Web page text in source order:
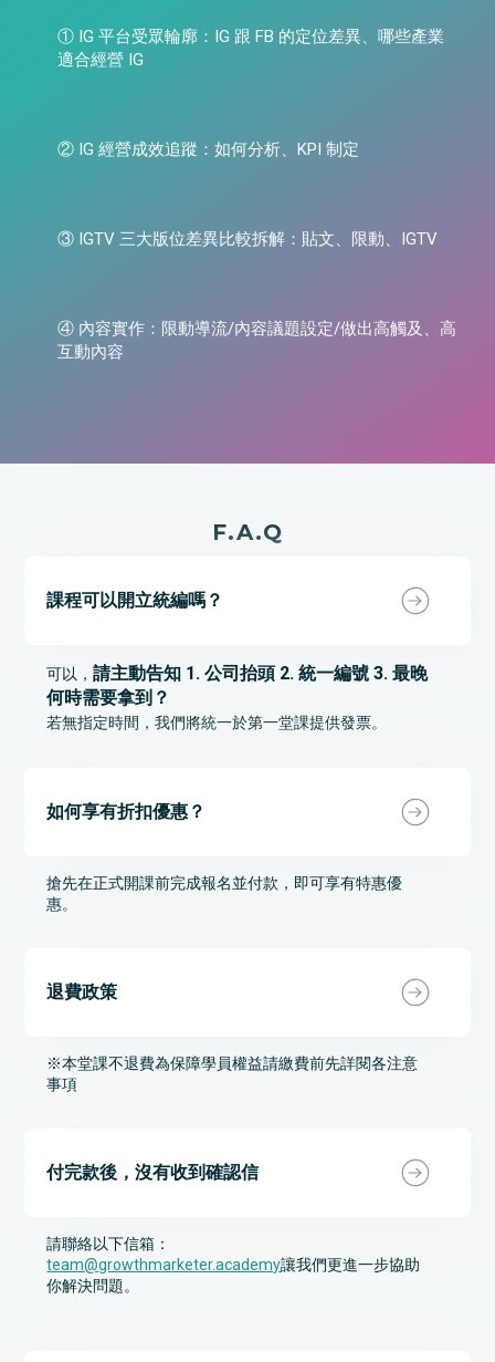
① IG 平台受眾輪廓：IG 跟 FB 的定位差異、哪些產業
適合經營 IG
② IG 經營成效追蹤：如何分析、KPI 制定
③ IGTV 三大版位差異比較拆解：貼文、限動、IGTV
④ 內容實作：限動導流/內容議題設定/做出高觸及、高
互動內容
F.A.Q
課程可以開立統編嗎？
可以，請主動告知 1. 公司抬頭 2. 統一編號 3. 最晚
何時需要拿到？
若無指定時間，我們將統一於第一堂課提供發票。
如何享有折扣優惠？
搶先在正式開課前完成報名並付款，即可享有特惠優
惠。
退費政策
※本堂課不退費為保障學員權益請繳費前先詳閱各注意
事項
付完款後，沒有收到確認信
請聯絡以下信箱：
team@growthmarketer.academy讓我們更進一步協助
你解決問題。